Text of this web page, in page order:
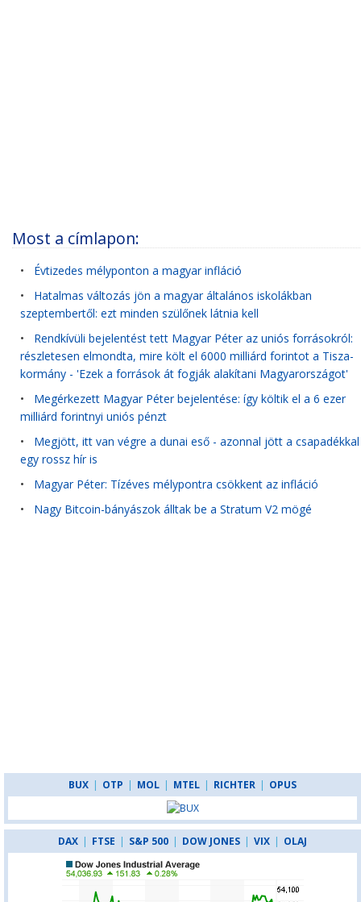
Most a címlapon:
• Évtizedes mélyponton a magyar infláció
• Hatalmas változás jön a magyar általános iskolákban
szeptembertől: ezt minden szülőnek látnia kell
• Rendkívüli bejelentést tett Magyar Péter az uniós forrásokról:
részletesen elmondta, mire költ el 6000 milliárd forintot a Tisza-
kormány - 'Ezek a források át fogják alakítani Magyarországot'
• Megérkezett Magyar Péter bejelentése: így költik el a 6 ezer
milliárd forintnyi uniós pénzt
• Megjött, itt van végre a dunai eső - azonnal jött a csapadékkal
egy rossz hír is
• Magyar Péter: Tízéves mélypontra csökkent az infláció
• Nagy Bitcoin-bányászok álltak be a Stratum V2 mögé
BUX | OTP | MOL | MTEL | RICHTER | OPUS
DAX | FTSE | S&P 500 | DOW JONES | VIX | OLAJ